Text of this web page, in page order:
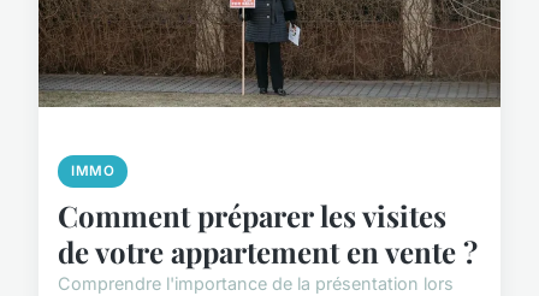
IMMO
Comment préparer les visites
de votre appartement en vente ?
Comprendre l'importance de la présentation lors